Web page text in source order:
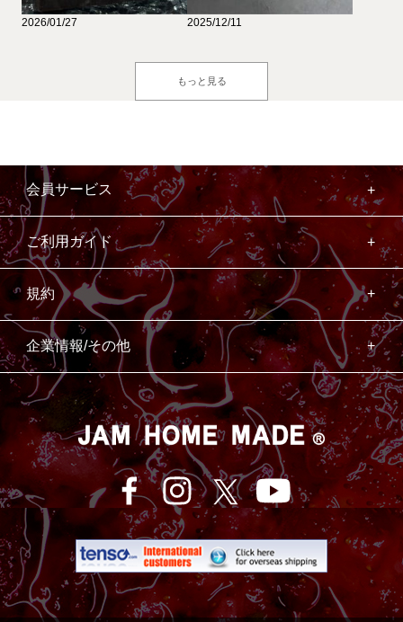
2026/01/27 2025/12/11
もっと見る
会員サービス
ご利用ガイド
規約
企業情報/その他